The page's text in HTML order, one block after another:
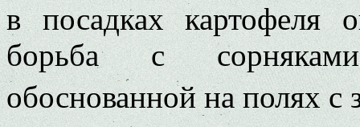
в посадках картофеля
борьба с сорняками
обоснованной на полях